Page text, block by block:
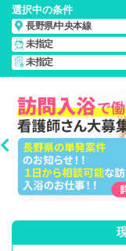
選択中の条件
長野県/中央本線
未指定
未指定
長野県/中央本線/正
求人・派遣・転職・募